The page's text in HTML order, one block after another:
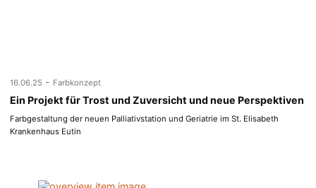
16.06.25 - Farbkonzept
Ein Projekt für Trost und Zuversicht und neue Perspektiven
Farbgestaltung der neuen Palliativstation und Geriatrie im St. Elisabeth
Krankenhaus Eutin